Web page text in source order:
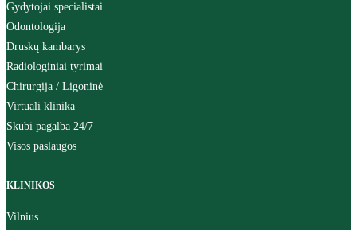
Gydytojai specialistai
Odontologija
Druskų kambarys
Radiologiniai tyrimai
Chirurgija / Ligoninė
Virtuali klinika
Skubi pagalba 24/7
Visos paslaugos
KLINIKOS
Vilnius